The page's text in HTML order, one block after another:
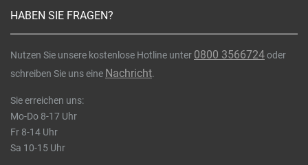
HABEN SIE FRAGEN?
Nutzen Sie unsere kostenlose Hotline unter 0800 3566724oder
schreiben Sie uns eine Nachricht.
Sie erreichen uns:
Mo-Do 8-17 Uhr
Fr 8-14 Uhr
Sa 10-15 Uhr